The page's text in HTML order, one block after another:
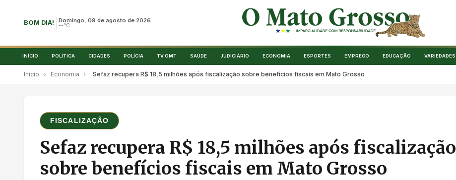
BOM DIA! Domingo, 09 de agosto de 2026
--°C
INÍCIO POLÍTICA CIDADES POLÍCIA TV OMT SAÚDE JUDICIÁRIO ECONOMIA ESPORTES EMPREGO EDUCAÇÃO VARIEDADES
Início › Economia › Sefaz recupera R$ 18,5 milhões após fiscalização sobre benefícios fiscais em Mato Grosso
FISCALIZAÇÃO
Sefaz recupera R$ 18,5 milhões após fiscalização
sobre benefícios fiscais em Mato Grosso